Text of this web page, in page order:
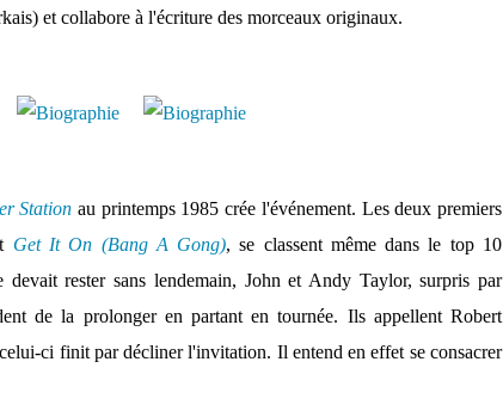
et collabore à l'écriture des morceaux originaux.
Station au printemps 1985 crée l'événement. Les deux premiers
Get It On (Bang A Gong), se classent même dans le top 10
devait rester sans lendemain, John et Andy Taylor, surpris par
de la prolonger en partant en tournée. Ils appellent Robert
ci finit par décliner l'invitation. Il entend en effet se consacrer